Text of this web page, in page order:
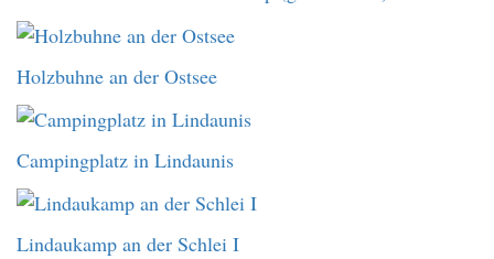
Holzbuhne an der Ostsee
Campingplatz in Lindaunis
Lindaukamp an der Schlei I